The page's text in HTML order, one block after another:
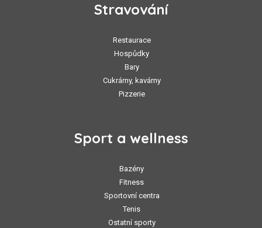
Stravování
Restaurace
Hospůdky
Bary
Cukrárny, kavárny
Pizzerie
Sport a wellness
Bazény
Fitness
Sportovní centra
Tenis
Ostatní sporty